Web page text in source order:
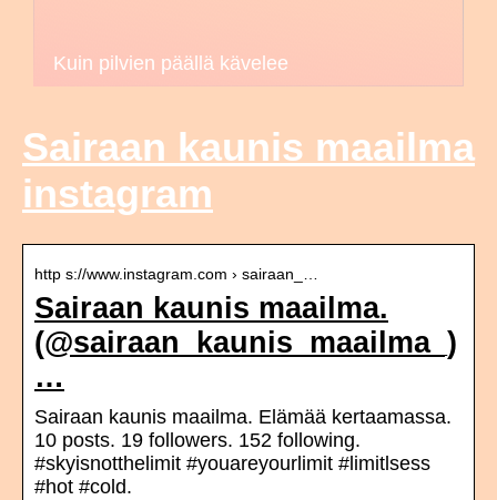
Kuin pilvien päällä kävelee
Sairaan kaunis maailma
instagram
http s://www.instagram.com › sairaan_…
Sairaan kaunis maailma.
(@sairaan_kaunis_maailma_)
…
Sairaan kaunis maailma. Elämää kertaamassa.
10 posts. 19 followers. 152 following.
#skyisnotthelimit #youareyourlimit #limitlsess
#hot #cold.